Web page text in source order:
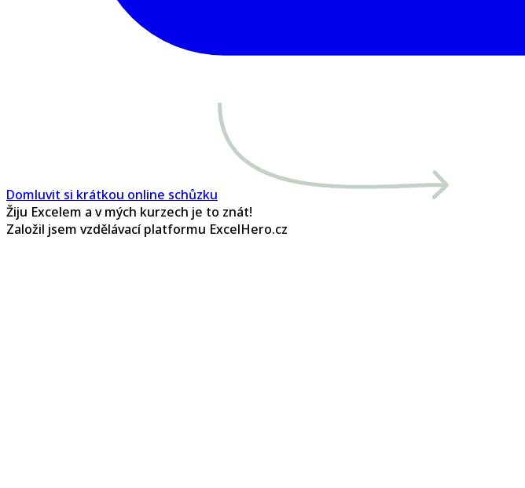
Domluvit si krátkou online schůzku
Žiju Excelem a v mých kurzech je to znát!
Založil jsem vzdělávací platformu ExcelHero.cz